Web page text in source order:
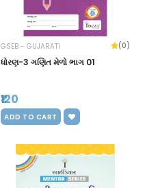
GSEB - GUJARATI (0)
ધોરણ-3 ગણિત મેળો ભાગ 01
₹120
ADD TO CART